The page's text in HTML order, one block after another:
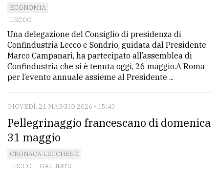
ECONOMIA
LECCO
Una delegazione del Consiglio di presidenza di
Confindustria Lecco e Sondrio, guidata dal Presidente
Marco Campanari, ha partecipato all’assemblea di
Confindustria che si è tenuta oggi, 26 maggio.A Roma
per l’evento annuale assieme al Presidente ...
GIOVEDÌ, 21 MAGGIO 2026 - 15:43
Pellegrinaggio francescano di domenica
31 maggio
CRONACA LECCHESE
LECCO , GALBIATE